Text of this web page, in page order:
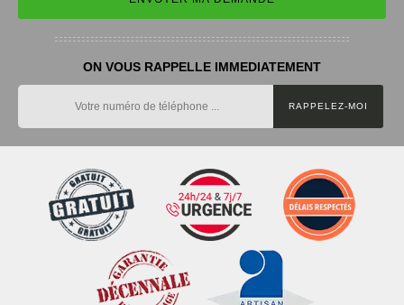
ON VOUS RAPPELLE IMMEDIATEMENT